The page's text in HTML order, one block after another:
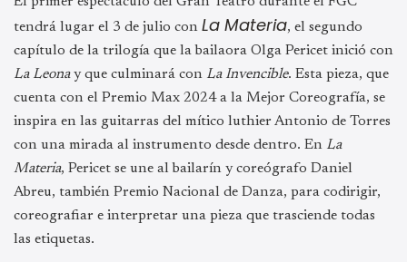
tendrá lugar el 3 de julio con La Materia, el segundo
capítulo de la trilogía que la bailaora Olga Pericet inició con
La Leonay que culminará con La Invencible. Esta pieza, que
cuenta con el Premio Max 2024 a la Mejor Coreografía, se
inspira en las guitarras del mítico luthier Antonio de Torres
con una mirada al instrumento desde dentro. En La
Materia, Pericet se une al bailarín y coreógrafo Daniel
Abreu, también Premio Nacional de Danza, para codirigir,
coreografiar e interpretar una pieza que trasciende todas
las etiquetas.